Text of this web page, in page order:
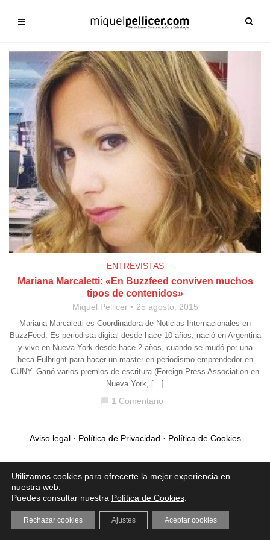
ENTREVISTAS
Mariana Marcaletti: «En Buzzfeed conviven muchos
tipos de contenidos»
Miquel Pellicer 25 agosto, 2015
Mariana Marcaletti es Coordinadora de Noticias Internacionales en
BuzzFeed. Es periodista digital desde hace 10 años, nació en Argentina
y vive en Nueva York desde hace 2 años, cuando se mudó por una
beca Fulbright para hacer un master en periodismo emprendedor en
CUNY. Ganó varios premios de escritura (Foreign Press Association en
Nueva York, […]
chat_bubble 1 Comentario
Aviso legal· Política de Privacidad · Política de Cookies
Utilizamos cookies para ofrecerte la mejor experiencia en
nuestra web.
Puedes consultar nuestra Política de Cookies
Aceptar cookies
Rechazar cookies Ajustes